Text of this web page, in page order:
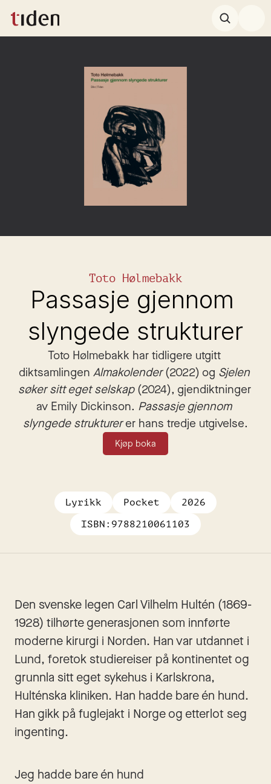
Toto Hølmebakk
Passasje gjennom
slyngede strukturer
Toto Hølmebakk har tidligere utgitt
diktsamlingen Almakolender (2022) og Sjelen
søker sitt eget selskap (2024), gjendiktninger
av Emily Dickinson. Passasje gjennom
slyngede strukturer er hans tredje utgivelse.
Kjøp boka
Lyrikk Pocket
2026
ISBN: 9788210061103
Den svenske legen Carl Vilhelm Hultén (1869-
1928) tilhørte generasjonen som innførte
moderne kirurgi i Norden. Han var utdannet i
Lund, foretok studiereiser på kontinentet og
grunnla sitt eget sykehus i Karlskrona,
Hulténska kliniken. Han hadde bare én hund.
Han gikk på fuglejakt i Norge og etterlot seg
ingenting.
Jeg hadde bare én hund